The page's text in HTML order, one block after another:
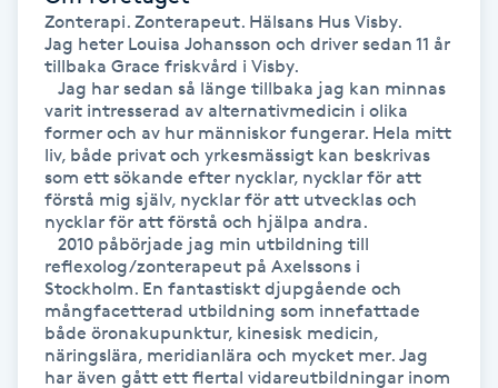
Färgning
Föning
Gel naglar
Gelenaglar
Gellack
Zonterapi. Zonterapeut. Hälsans Hus Visby.
Jag heter Louisa Johansson och driver sedan 11 år
tillbaka Grace friskvård i Visby.
varit intresserad av alternativmedicin i olika
former och av hur människor fungerar. Hela mitt
liv, både privat och yrkesmässigt kan beskrivas
som ett sökande efter nycklar, nycklar för att
förstå mig själv, nycklar för att utvecklas och
nycklar för att förstå och hjälpa andra.
reflexolog/zonterapeut på Axelssons i
Stockholm. En fantastiskt djupgående och
mångfacetterad utbildning som innefattade
både öronakupunktur, kinesisk medicin,
näringslära, meridianlära och mycket mer. Jag
har även gått ett flertal vidareutbildningar inom